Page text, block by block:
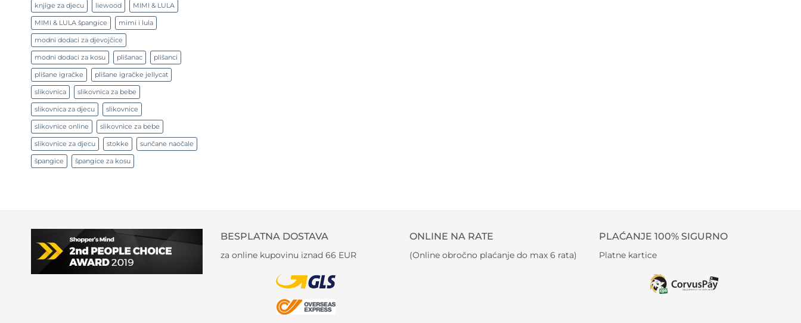
knjige za djecu liewood MIMI & LULA
MIMI & LULA špangice mimi i lula
modni dodaci za djevojčice
modni dodaci za kosu plišanac plišanci
plišane igračke plišane igračke jellycat
slikovnica slikovnica za bebe
slikovnica za djecu slikovnice
slikovnice online slikovnice za bebe
slikovnice za djecu stokke sunčane naočale
špangice špangice za kosu
BESPLATNA DOSTAVA
za online kupovinu iznad 66 EUR
ONLINE NA RATE
(Online obročno plaćanje do max 6 rata)
PLAĆANJE 100% SIGURNO
Platne kartice